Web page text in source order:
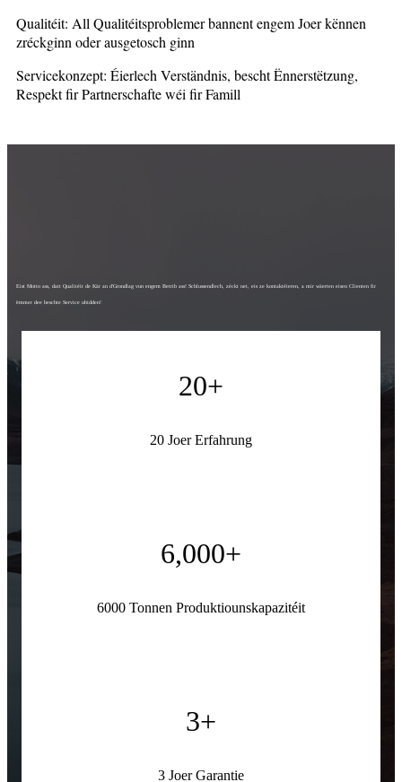
Qualitéit: All Qualitéitsproblemer bannent engem Joer kënnen
zréckginn oder ausgetosch ginn
Servicekonzept: Éierlech Verständnis, bescht Ënnerstëtzung,
Respekt fir Partnerschafte wéi fir Famill
Eist Motto ass, datt Qualitéit de Kär an d'Grondlag vun engem Betrib ass! Schlussendlech, zéckt net, eis ze kontaktéieren, a mir wäerten eisen Clienten fir
ëmmer dee beschte Service ubidden!
20+
20 Joer Erfahrung
6,000+
6000 Tonnen Produktiounskapazitéit
3+
3 Joer Garantie